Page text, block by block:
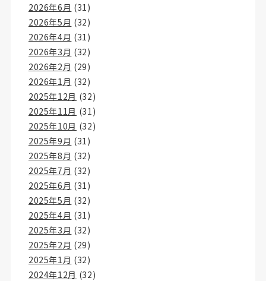
2026年6月 (31)
2026年5月 (32)
2026年4月 (31)
2026年3月 (32)
2026年2月 (29)
2026年1月 (32)
2025年12月 (32)
2025年11月 (31)
2025年10月 (32)
2025年9月 (31)
2025年8月 (32)
2025年7月 (32)
2025年6月 (31)
2025年5月 (32)
2025年4月 (31)
2025年3月 (32)
2025年2月 (29)
2025年1月 (32)
2024年12月 (32)